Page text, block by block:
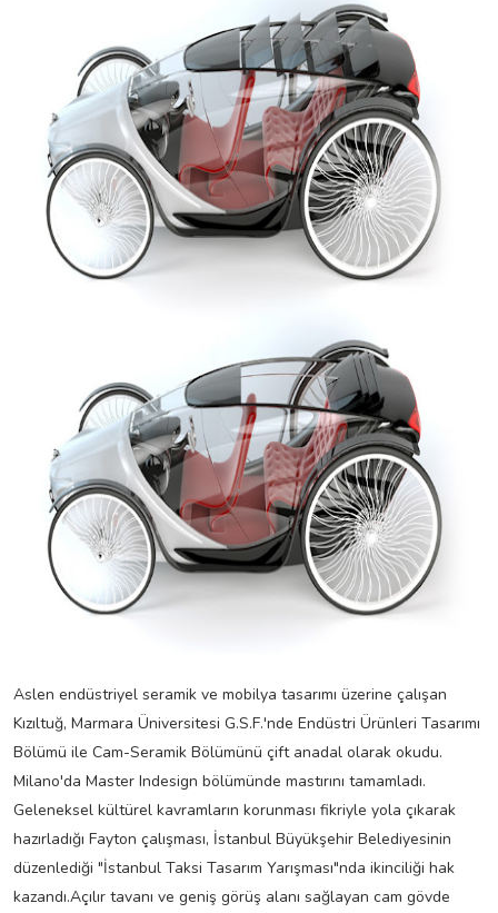
Aslen endüstriyel seramik ve mobilya tasarımı üzerine çalışan
Kızıltuğ, Marmara Üniversitesi G.S.F.'nde Endüstri Ürünleri Tasarımı
Bölümü ile Cam-Seramik Bölümünü çift anadal olarak okudu.
Milano'da Master Indesign bölümünde mastırını tamamladı.
Geleneksel kültürel kavramların korunması fikriyle yola çıkarak
hazırladığı Fayton çalışması, İstanbul Büyükşehir Belediyesinin
düzenlediği "İstanbul Taksi Tasarım Yarışması"nda ikinciliği hak
kazandı.Açılır tavanı ve geniş görüş alanı sağlayan cam gövde